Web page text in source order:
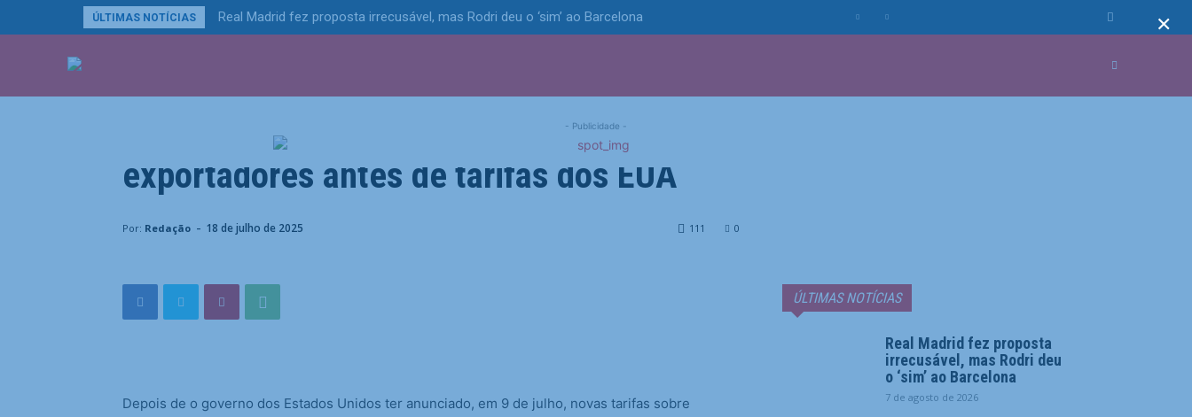
ÚLTIMAS NOTÍCIAS Real Madrid fez proposta irrecusável, mas Rodri deu o ‘sim’ ao Barcelona
- Publicidade -
Últimas Notícias
Porto de Santos vive corrida de
exportadores antes de tarifas dos EUA
Por: Redação - 18 de julho de 2025 0
111
Depois de o governo dos Estados Unidos ter anunciado, em 9 de julho, novas tarifas sobre
ÚLTIMAS NOTÍCIAS
Real Madrid fez proposta
irrecusável, mas Rodri deu
o ‘sim’ ao Barcelona
7 de agosto de 2026
×